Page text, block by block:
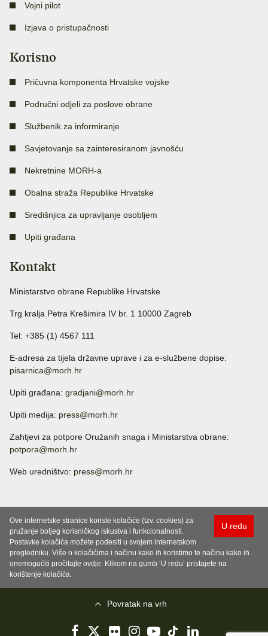
Vojni pilot
Izjava o pristupačnosti
Korisno
Pričuvna komponenta Hrvatske vojske
Područni odjeli za poslove obrane
Službenik za informiranje
Savjetovanje sa zainteresiranom javnošću
Nekretnine MORH-a
Obalna straža Republike Hrvatske
Središnjica za upravljanje osobljem
Upiti građana
Kontakt
Ministarstvo obrane Republike Hrvatske
Trg kralja Petra Krešimira IV br. 1 10000 Zagreb
Tel: +385 (1) 4567 111
E-adresa za tijela državne uprave i za e-službene dopise:
pisarnica@morh.hr
Upiti građana: gradjani@morh.hr
Upiti medija: press@morh.hr
Zahtjevi za potpore Oružanih snaga i Ministarstva obrane:
potpora@morh.hr
Web uredništvo: press@morh.hr
U redu
Ove internetske stranice koriste kolačiće (tzv. cookies) za
pružanje boljeg korisničkog iskustva i funkcionalnosti.
Postavke kolačića možete podesiti u svojem internetskom
pregledniku. Više o kolačićima i načinu kako ih koristimo te načinu kako ih
onemogućiti pročitajte ovdje. Klikom na gumb ‘U redu’ pristajete na
korištenje kolačića.
Povratak na vrh